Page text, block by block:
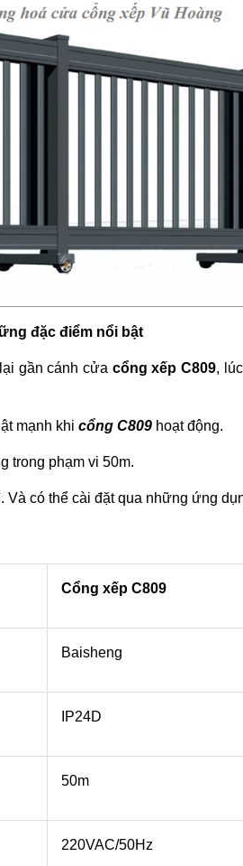
đặc điểm nổi bật
gần cánh cửa cổng xếp C809,
mạnh khi cổng C809 hoạt động.
trong phạm vi 50m.
có thể cài đặt qua những ứng
Cổng xếp C809
Baisheng
IP24D
50m
220VAC/50Hz